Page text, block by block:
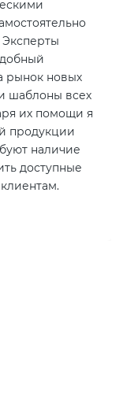
Эксперты
рынок новых
шаблоны всех
их помощи я
продукции
наличие
доступные